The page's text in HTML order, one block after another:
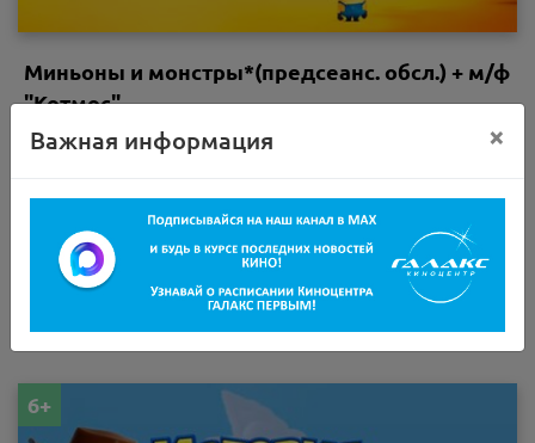
Миньоны и монстры*(предсеанс. обсл.) + м/ф
"Котмос"
Фантастика, Приключения, Мультфильм
6+
Важная информация ×